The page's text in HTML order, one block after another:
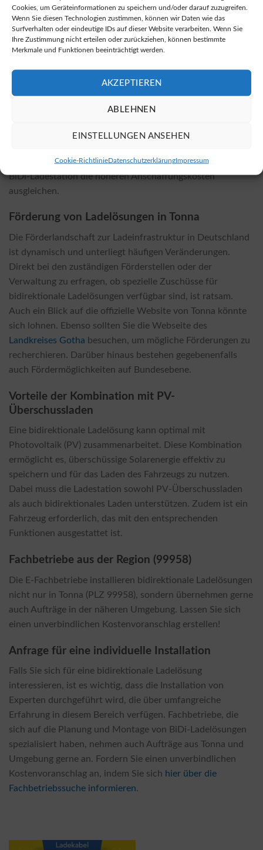
Cookies, um Geräteinformationen zu speichern und/oder darauf zuzugreifen.
Wenn Sie diesen Technologien zustimmen, können wir Daten wie das
Surfverhalten oder eindeutige IDs auf dieser Website verarbeiten. Wenn Sie
Ihre Zustimmung nicht erteilen oder zurückziehen, können bestimmte
Merkmale und Funktionen beeinträchtigt werden.
AKZEPTIEREN
ABLEHNEN
EINSTELLUNGEN ANSEHEN
Cookie-RichtlinieDatenschutzerklärungImpressum
Kostenfaktoren der Installation
Die Installationskosten für bidirektionale Wallboxen
örtlichen Gegebenheiten. Bei der Kostenbemessung spielen
Faktoren wie die benötigte Elektroinstallation, mögliche
Installation einer bidirektionalen Wallbox in der Regel
Auf lange Sicht können jedoch die Einsparungen durch eine
BiDi-Ladestation die höheren Anschaffungskosten
ausgleichen.
Förderung von Ladelösungen in Tonna
Die Förderlandschaft zur Ladeinfrastruktur in Deutschland
ist dynamisch und unterliegt häufigen Veränderungen.
Direkt bei den zuständigen Förderstellen oder der
Verwaltung zu erfragen, ob spezielle Zuschüsse für
bidirektionale Ladelösungen verfügbar sind, ist ratsam.
Auch ein Blick auf die offizielle Website von Tonna könnte
sich lohnen. Ebenso sollten Sie die Webseite des
Landkreises Gotha besuchen, um mögliche Förderungen zu
recherchieren. Darüber hinaus bestehen gegebenenfalls
auch Fördermöglichkeiten auf Bundesebene.
Vorteile der Kombination mit PV-
Überschussladen
Eine bidirektionale Ladelösung kann optimal mit
Photovoltaik (PV) zusammenarbeitet. Diese Kombination
ermöglicht es, überschüssige Solarenergie effektiv zu
speichern und für das Laden des Fahrzeugs zu nutzen.
Dabei muss die Ladestation sowohl PV-Überschussladen
als auch bidirektionales Laden unterstützen. Zudem ist ein
Fahrzeug erforderlich, das mit den entsprechenden
Funktionen ausgestattet ist.
Fachbetriebe aus der Region (99958)
Die E-Fachbetriebe installieren bidirektionale Ladelösungen
nicht nur in Tonna (PLZ 99958), sondern übernehmen gerne
auch Aufträge in der näheren Umgebung. Lassen Sie sich
einen unverbindlichen Kostenvoranschlag erstellen!
Anfrage für eine individuelle Installation
Falls Sie sich für eine bidirektionale Ladelösung
interessieren, ist es wichtig, dass die Installation von
Experten durchgeführt wird, die über umfangreiche
Erfahrung in diesem Bereich verfügen. Fachbetriebe, die
sich auf die Planung und Montage von BiDi-Ladelösungen
spezialisiert haben, nehmen auch Aufträge aus Tonna und
Umgebung gerne an. Fordern Sie einen unverbindlichen
Kostenvoranschlag an, indem Sie sich hier über die
Fachbetriebssuche informieren.